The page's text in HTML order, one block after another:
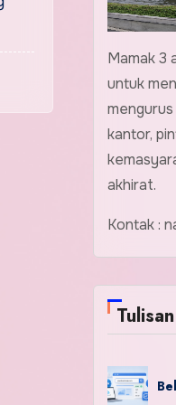
Mamak 3
untuk
kantor,
akhirat.
Kontak :